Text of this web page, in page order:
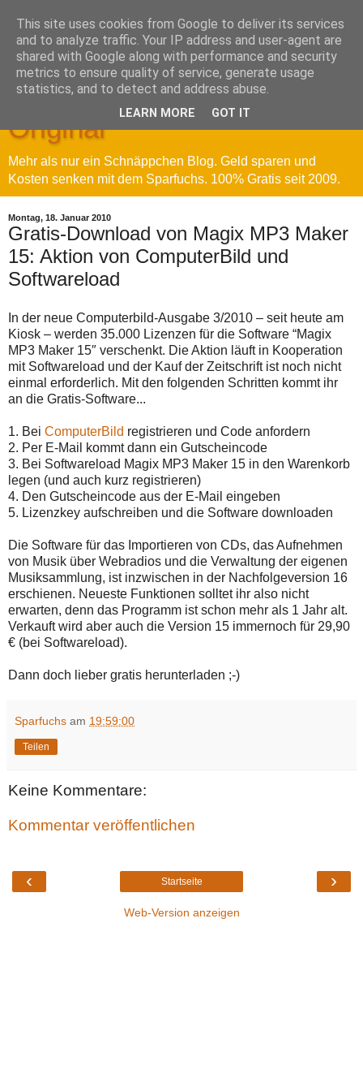
Sparfuchs' Blog - Das
Original
Mehr als nur ein Schnäppchen Blog. Geld sparen und
Kosten senken mit dem Sparfuchs. 100% Gratis seit 2009.
Montag, 18. Januar 2010
Gratis-Download von Magix MP3 Maker
15: Aktion von ComputerBild und
Softwareload
In der neue Computerbild-Ausgabe 3/2010 – seit heute am
Kiosk – werden 35.000 Lizenzen für die Software “Magix
MP3 Maker 15″ verschenkt. Die Aktion läuft in Kooperation
mit Softwareload und der Kauf der Zeitschrift ist noch nicht
einmal erforderlich. Mit den folgenden Schritten kommt ihr
an die Gratis-Software...
1. Bei ComputerBild registrieren und Code anfordern
2. Per E-Mail kommt dann ein Gutscheincode
3. Bei Softwareload Magix MP3 Maker 15 in den Warenkorb
legen (und auch kurz registrieren)
4. Den Gutscheincode aus der E-Mail eingeben
5. Lizenzkey aufschreiben und die Software downloaden
Die Software für das Importieren von CDs, das Aufnehmen
von Musik über Webradios und die Verwaltung der eigenen
Musiksammlung, ist inzwischen in der Nachfolgeversion 16
erschienen. Neueste Funktionen solltet ihr also nicht
erwarten, denn das Programm ist schon mehr als 1 Jahr alt.
Verkauft wird aber auch die Version 15 immernoch für 29,90
€ (bei Softwareload).
Dann doch lieber gratis herunterladen ;-)
Sparfuchs am 19:59:00
Teilen
Keine Kommentare:
Kommentar veröffentlichen
‹ ›
Startseite
Web-Version anzeigen
This site uses cookies from Google to deliver its services
and to analyze traffic. Your IP address and user-agent are
shared with Google along with performance and security
metrics to ensure quality of service, generate usage
statistics, and to detect and address abuse.
LEARN MORE GOT IT